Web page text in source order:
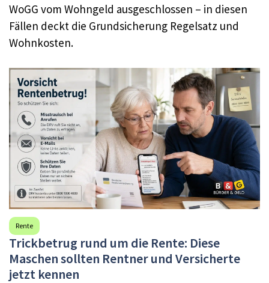
WoGG vom Wohngeld ausgeschlossen – in diesen
Fällen deckt die Grundsicherung Regelsatz und
Wohnkosten.
Rente
Trickbetrug rund um die Rente: Diese
Maschen sollten Rentner und Versicherte
jetzt kennen